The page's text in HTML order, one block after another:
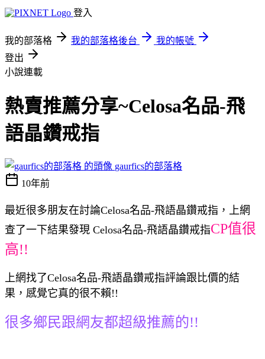
登入
我的部落格 我的部落格後台
我的帳號
登出
小說連載
熱賣推薦分享~Celosa名品-飛
語晶鑽戒指
gaurfics的部落格
10年前
最近很多朋友在討論Celosa名品-飛語晶鑽戒指，上網
查了一下結果發現 Celosa名品-飛語晶鑽戒指CP值很
高!!
上網找了Celosa名品-飛語晶鑽戒指評論跟比價的結
果，感覺它真的很不賴!!
很多鄉民跟網友都超級推薦的!!